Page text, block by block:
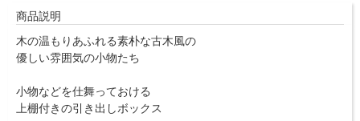
商品説明
木の温もりあふれる素朴な古木風の
優しい雰囲気の小物たち
小物などを仕舞っておける
上棚付きの引き出しボックス